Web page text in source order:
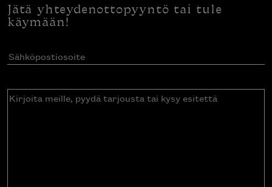
Jätä yhteydenottopyyntö tai tule
käymään!
Sähköpostiosoite(Pakollinen)
Kirjoita